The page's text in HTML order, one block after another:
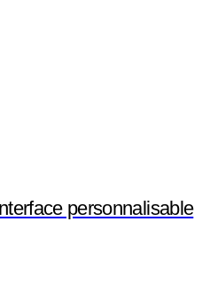
personnalisable